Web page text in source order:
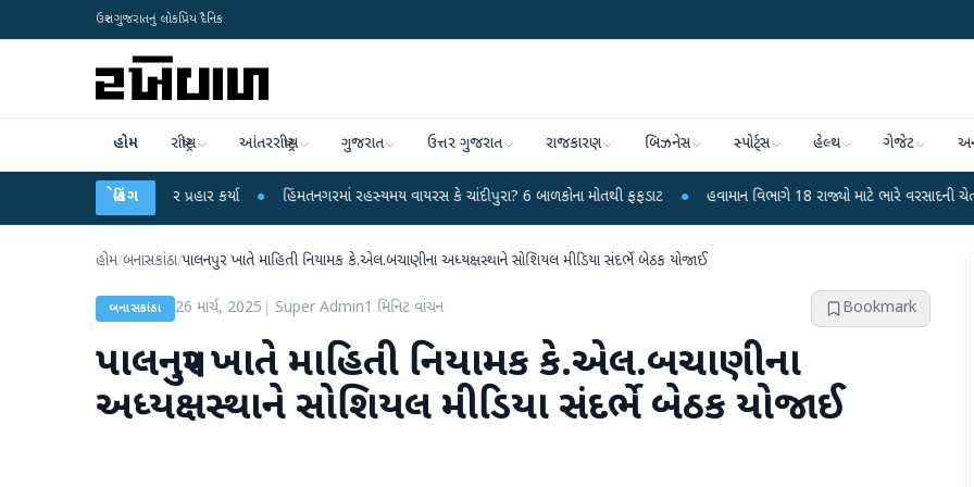
ઉત્તર ગુજરાતનું લોકપ્રિય દૈનિક
હોમ રાષ્ટ્રીય આંતરરાષ્ટ્રીય ગુજરાત ઉત્તર ગુજરાત રાજકારણ બિઝનેસ સ્પોર્ટ્સ હેલ્થ ગેજેટ
બ્રેકિંગ
કેન્દ્ર પર પ્રહાર કર્યા હિંમતનગરમાં રહસ્યમય વાયરસ કે ચાંદીપુરા? 6 બાળકોના મોતથી ફફડાટ ● હવામાન વિભાગે 18 રાજ્યો માટે ભારે વરસાદની ચેતવણી જારી કરી
હોમ/બનાસકાંઠા/પાલનપુર ખાતે માહિતી નિયામક કે.એલ.બચાણીના અધ્યક્ષસ્થાને સોશિયલ મીડિયા સંદર્ભે બેઠક યોજાઈ
બનાસકાંઠા 26 માર્ચ, 2025 Super Admin1 મિનિટ વાંચન Bookmark
પાલનપુર ખાતે માહિતી નિયામક કે.એલ.બચાણીના
અધ્યક્ષસ્થાને સોશિયલ મીડિયા સંદર્ભે બેઠક યોજાઈ